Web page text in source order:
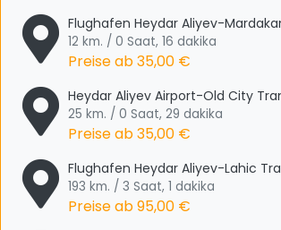
Flughafen Heydar Aliyev-
12 km. / 0 Saat, 16 dakika
Preise ab35,00 €
Heydar Aliyev Airport-Old City
25 km. / 0 Saat, 29 dakika
Preise ab35,00 €
Flughafen Heydar Aliyev-Lahic
193 km. / 3 Saat, 1 dakika
Preise ab95,00 €